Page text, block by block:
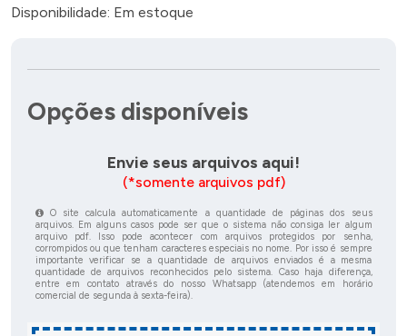
Disponibilidade: Em estoque
Opções disponíveis
Envie seus arquivos aqui!
(*somente arquivos pdf)
O site calcula automaticamente a quantidade de páginas dos seus
arquivos. Em alguns casos pode ser que o sistema não consiga ler algum
arquivo pdf. Isso pode acontecer com arquivos protegidos por senha,
corrompidos ou que tenham caracteres especiais no nome. Por isso é sempre
importante verificar se a quantidade de arquivos enviados é a mesma
quantidade de arquivos reconhecidos pelo sistema. Caso haja diferença,
entre em contato através do nosso Whatsapp (atendemos em horário
comercial de segunda à sexta-feira).